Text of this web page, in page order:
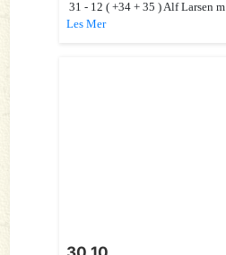
31 - 12 ( +34 + 35 ) Alf Larsen m
Les Mer